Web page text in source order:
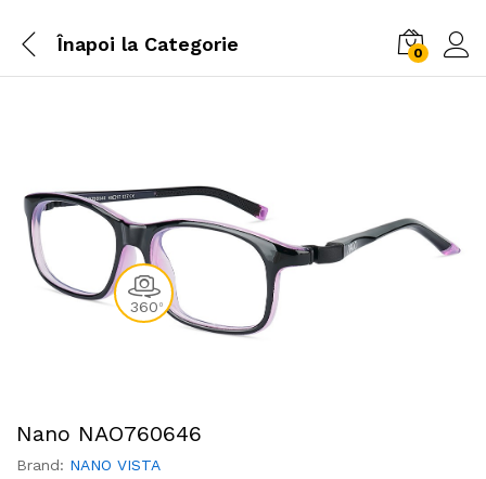
Înapoi laCategorie 0
360 0
Nano NAO760646
Brand: NANO VISTA